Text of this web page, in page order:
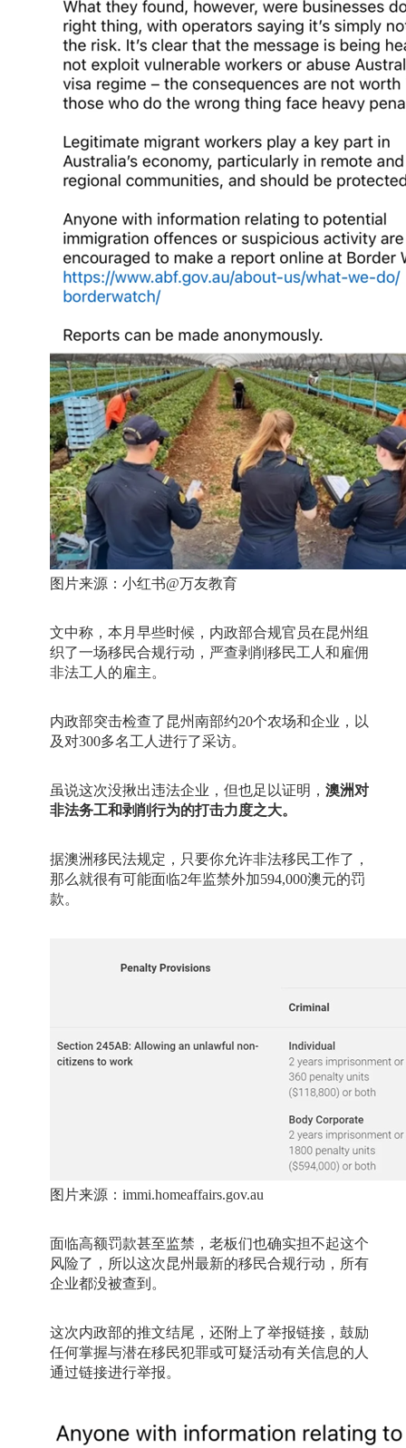
图片来源：小红书@万友教育
文中称，本月早些时候，内政部合规官员在昆州组
织了一场移民合规行动，严查剥削移民工人和雇佣
非法工人的雇主。
内政部突击检查了昆州南部约20个农场和企业，以
及对300多名工人进行了采访。
虽说这次没揪出违法企业，但也足以证明， 澳洲对
非法务工和剥削行为的打击力度之大。
据澳洲移民法规定，只要你允许非法移民工作了，
那么就很有可能面临2年监禁外加594,000澳元的罚
款。
图片来源： immi.homeaffairs.gov.au
面临高额罚款甚至监禁，老板们也确实担不起这个
风险了，所以这次昆州最新的移民合规行动，所有
企业都没被查到。
这次内政部的推文结尾，还附上了举报链接，鼓励
任何掌握与潜在移民犯罪或可疑活动有关信息的人
通过链接进行举报。